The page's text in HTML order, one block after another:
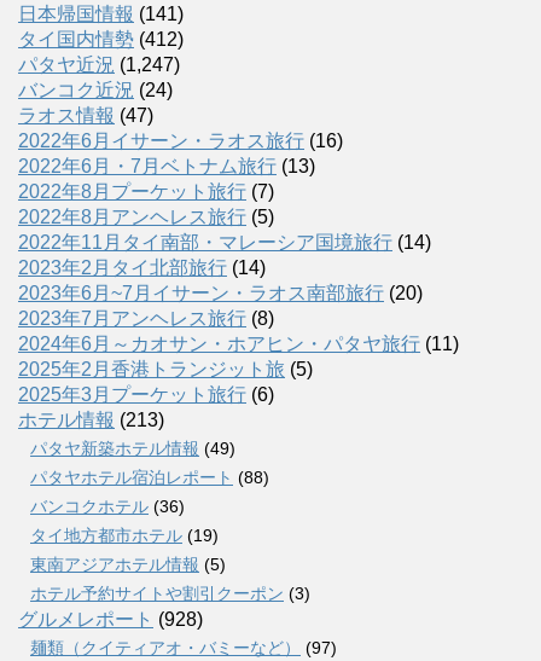
日本帰国情報 (141)
タイ国内情勢 (412)
パタヤ近況 (1,247)
バンコク近況 (24)
ラオス情報 (47)
2022年6月イサーン・ラオス旅行 (16)
2022年6月・7月ベトナム旅行 (13)
2022年8月プーケット旅行 (7)
2022年8月アンヘレス旅行 (5)
2022年11月タイ南部・マレーシア国境旅行 (14)
2023年2月タイ北部旅行 (14)
2023年6月~7月イサーン・ラオス南部旅行 (20)
2023年7月アンヘレス旅行 (8)
2024年6月～カオサン・ホアヒン・パタヤ旅行 (11)
2025年2月香港トランジット旅 (5)
2025年3月プーケット旅行 (6)
ホテル情報 (213)
パタヤ新築ホテル情報 (49)
パタヤホテル宿泊レポート (88)
バンコクホテル (36)
タイ地方都市ホテル (19)
東南アジアホテル情報 (5)
ホテル予約サイトや割引クーポン (3)
グルメレポート (928)
麺類（クイティアオ・バミーなど）
(97)